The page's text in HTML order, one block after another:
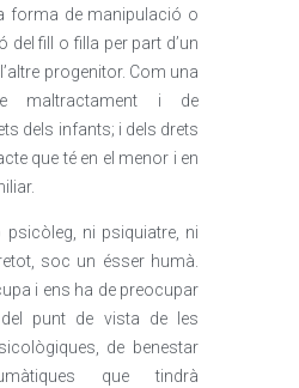
forma de manipulació o
del fill o filla per part d’un
progenitor. Com una
maltractament i de
dels infants; i dels drets
que té en el menor i en
ni psiquiatre, ni
soc un ésser humà.
i ens ha de preocupar
punt de vista de les
de benestar
que tindrà